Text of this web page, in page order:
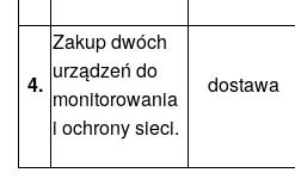
4.
Zakup dwóch
urządzeń do
monitorowania
i ochrony sieci.
dostawa